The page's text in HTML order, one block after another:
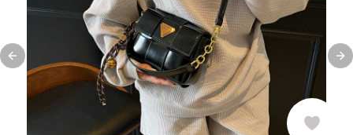
Previous slide